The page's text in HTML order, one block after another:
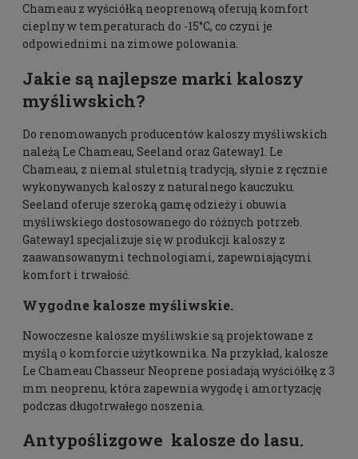
Chameau z wyściółką neoprenową oferują komfort
cieplny w temperaturach do -15°C, co czyni je
odpowiednimi na zimowe polowania.
Jakie są najlepsze marki kaloszy
myśliwskich?
Do renomowanych producentów kaloszy myśliwskich
należą Le Chameau, Seeland oraz Gateway1. Le
Chameau, z niemal stuletnią tradycją, słynie z ręcznie
wykonywanych kaloszy z naturalnego kauczuku.
Seeland oferuje szeroką gamę odzieży i obuwia
myśliwskiego dostosowanego do różnych potrzeb.
Gateway1 specjalizuje się w produkcji kaloszy z
zaawansowanymi technologiami, zapewniającymi
komfort i trwałość.
Wygodne kalosze myśliwskie.
Nowoczesne kalosze myśliwskie są projektowane z
myślą o komforcie użytkownika. Na przykład, kalosze
Le Chameau Chasseur Neoprene posiadają wyściółkę z 3
mm neoprenu, która zapewnia wygodę i amortyzację
podczas długotrwałego noszenia.
Antypoślizgowe kalosze do lasu.